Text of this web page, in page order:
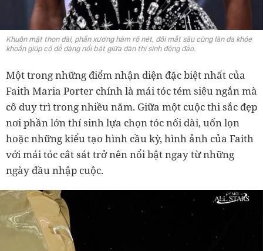
Khuôn mặt thon dài, phần xương hàm rõ nét, đôi mắt sâu cùng làn da khỏe
khoắn giúp cô dễ dàng nổi bật giữa dàn thí sinh đông đảo.
Một trong những điểm nhận diện đặc biệt nhất của
Faith Maria Porter chính là mái tóc tém siêu ngắn mà
cô duy trì trong nhiều năm. Giữa một cuộc thi sắc đẹp
nơi phần lớn thí sinh lựa chọn tóc nối dài, uốn lọn
hoặc những kiểu tạo hình cầu kỳ, hình ảnh của Faith
với mái tóc cắt sát trở nên nổi bật ngay từ những
ngày đầu nhập cuộc.